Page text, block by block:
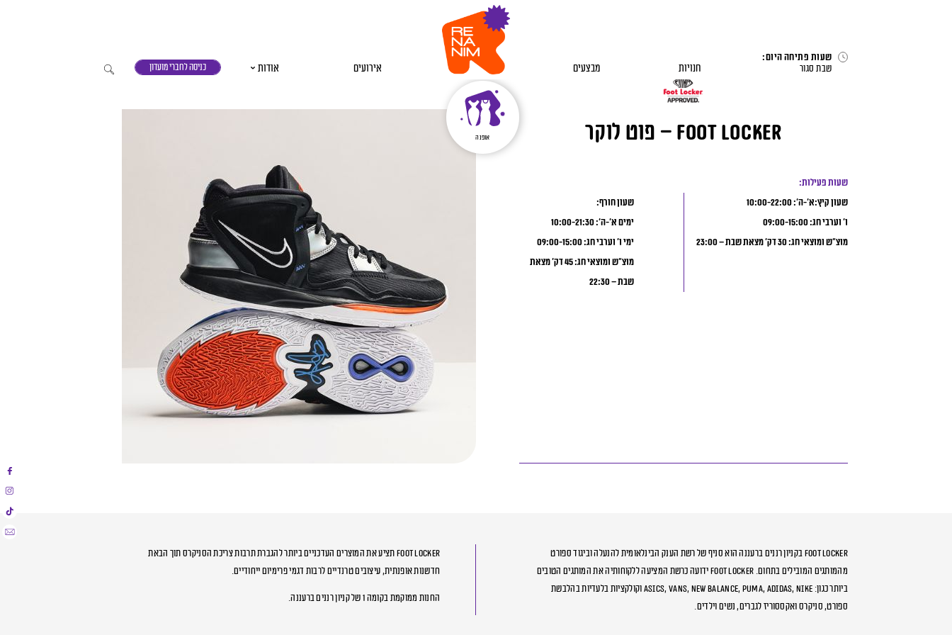
שעות פתיחה היום:
שבת סגור חנויות מבצעים אירועים אודות כניסה לחברי מועדון
Foot Locker – פוט לוקר
שעות פעילות:
שעון קיץ:א’-ה’: 10:00-22:00
ו’ וערבי חג: 09:00-15:00
מוצ”ש ומוצאי חג: 30 דק’ מצאת שבת – 23:00
שעון חורף:
ימים א’-ה’: 10:00-21:30
ימי ו’ וערבי חג: 09:00-15:00
מוצ”ש ומוצאי חג: 45 דק’ מצאת
שבת – 22:30
אופנה
Foot Locker בקניון רננים ברעננה הוא סניף של רשת הענק הבינלאומית להנעלה וביגוד ספורט
מהמותגים המובילים בתחום. Foot Locker ידועה כרשת המציעה ללקוחותיה את המותגים הטובים
ביותר כגון: Asics, Vans, New balance, Puma, Adidas, Nike וקולקציות בלעדיות בהלבשת
ספורט, סניקרס ואקססוריז לגברים, נשים וילדים.
Foot Locker תציע את המוצרים העדכניים ביותר להגברת תרבות צריכת הסניקרס תוך הבאת
חדשנות אופנתית, עיצובים טרנדיים לרבות דגמי פרימיום ייחודיים.
החנות ממוקמת בקומה 1 של קניון רננים ברעננה.